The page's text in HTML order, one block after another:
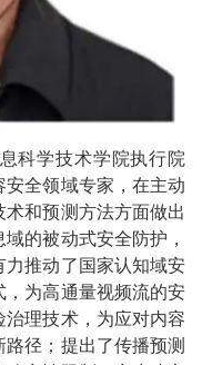
科学技术学院执行院
全领域专家，在主动
和预测方法方面做出
的被动式安全防护，
力推动了国家认知域安
为高通量视频流的安
理技术，为应对内容
径；提出了传播预测